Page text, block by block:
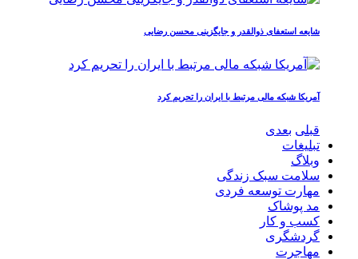
شایعه استعفای ذوالقدر و جایگزینی محسن رضایی
آمریکا شبکه مالی مرتبط با ایران را تحریم کرد
قبلی بعدی
تبلیغات
وبلاگ
سلامت سبک زندگی
مهارت توسعه فردی
مد پوشاک
کسب و کار
گردشگری
مهاجرت